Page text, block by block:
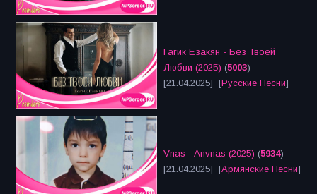
Гагик Езакян - Без Твоей
Любви (2025) (5003)
[21.04.2025] [Русские Песни]
Vnas - Anvnas (2025) (5934)
[21.04.2025] [Армянские Песни]